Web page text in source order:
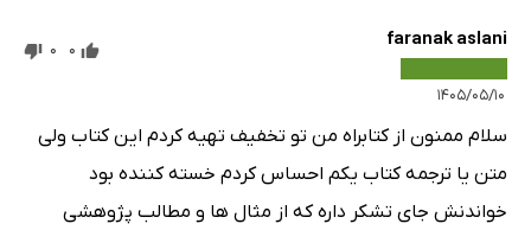
faranak aslani
۱۴۰۵/۰۵/۱۰
0
0
سلام ممنون از کتابراه من تو تخفیف تهیه کردم این کتاب ولی
متن یا ترجمه کتاب یکم احساس کردم خسته کننده بود
خواندنش جای تشکر داره که از مثال ها و مطالب پژوهشی